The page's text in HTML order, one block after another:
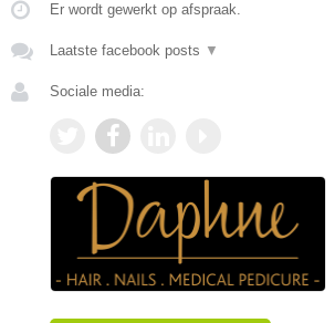
Er wordt gewerkt op afspraak.
Laatste facebook posts ▼
Sociale media: